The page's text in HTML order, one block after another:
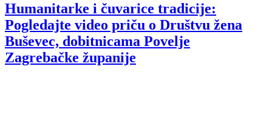
Humanitarke i čuvarice tradicije:
Pogledajte video priču o Društvu žena
Buševec, dobitnicama Povelje
Zagrebačke županije